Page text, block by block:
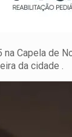
Capela de
da cidade .